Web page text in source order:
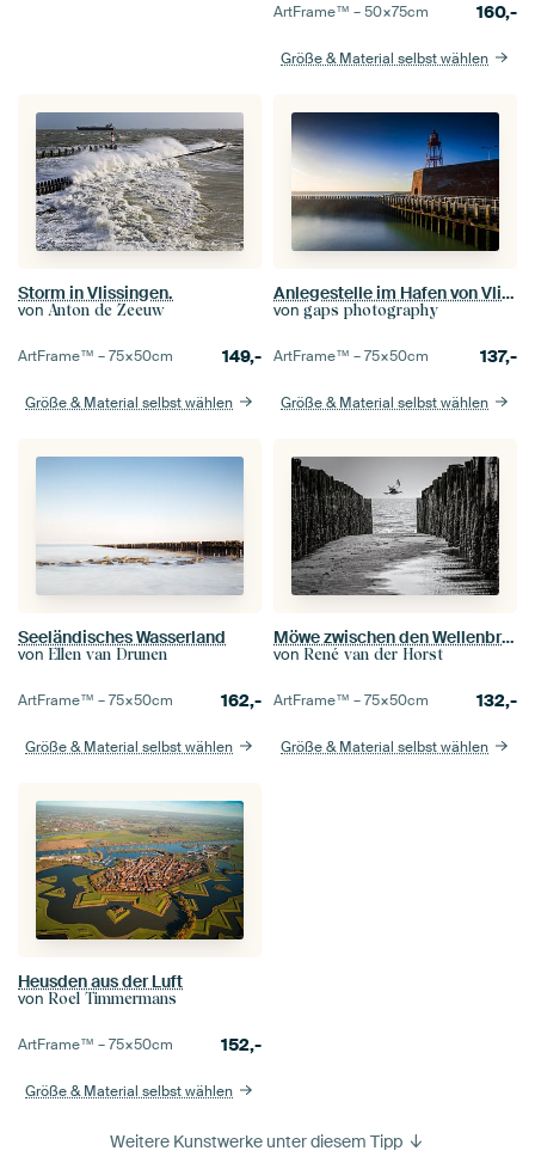
ArtFrame™ –50×75cm 160,-
Größe & Material selbst wählen
Storm in Vlissingen.
von Anton de Zeeuw
ArtFrame™ –75×50cm 149,-
Größe & Material selbst wählen
Anlegestelle im Hafen von Vlissingen entlang der Küste von Zeeland
von gaps photography
ArtFrame™ –75×50cm 137,-
Größe & Material selbst wählen
Seeländisches Wasserland
von Ellen van Drunen
ArtFrame™ –75×50cm 162,-
Größe & Material selbst wählen
Möwe zwischen den Wellenbrechern
von René van der Horst
ArtFrame™ –75×50cm 132,-
Größe & Material selbst wählen
Heusden aus der Luft
von Roel Timmermans
ArtFrame™ –75×50cm 152,-
Größe & Material selbst wählen
Weitere Kunstwerke unter diesem Tipp